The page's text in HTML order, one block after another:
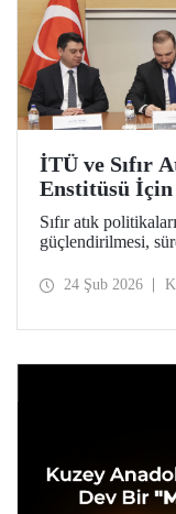
İTÜ ve Sıfır
Enstitüsü İçin
Sıfır atık
güçlendirilmesi,
amacıyla
24 Şub 2026